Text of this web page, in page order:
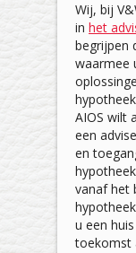
Wij, bij
in het
begrijpen
waarmee
AIOS wilt
een
en
vanaf het
u een
toekomst